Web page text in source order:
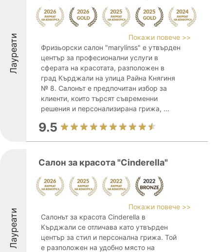
Лауреати
Покажи повече >>
Фризьорски салон "marylinss" е утвърден
център за професионални услуги в
сферата на красотата, разположен в
град Кърджали на улица Райна Княгиня
№ 8. Салонът е предпочитан избор за
клиенти, които търсят съвременни
решения и персонализирана грижа, ...
9.5
Лауреати
Салон за красота "Cinderella"
Покажи повече >>
Салонът за красота Cinderella в
Кърджали се отличава като утвърден
център за стил и персонална грижа. Той
е разположен на удобно място на